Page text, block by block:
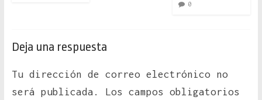
0
Deja una respuesta
Tu dirección de correo electrónico no
será publicada.
Los campos obligatorios